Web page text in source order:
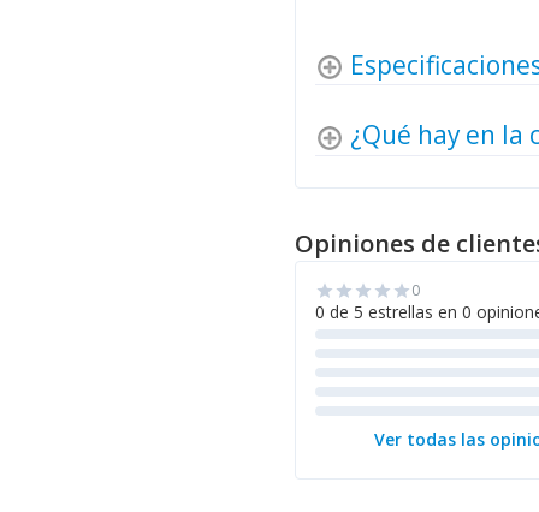
¿Qué hay en la
Opiniones de
star star star star star0
0 de 5 estrellas en 0
Ver todas las